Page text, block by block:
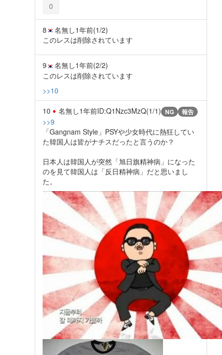
0
8 名無し1年前(1/2)
このレスは削除されています
9 名無し1年前(2/2)
このレスは削除されています
>>10
10 名無し1年前ID:Q1Nzc3MzQ(1/1) NG 報告
>>9
「Gangnam Style」PSYや少女時代に熱狂してい
た韓国人は皆がナチスだったと言うのか？
日本人は韓国人が突然「旭日旗精神病」になった
のを見て韓国人は「反日精神病」だと思いまし
た。